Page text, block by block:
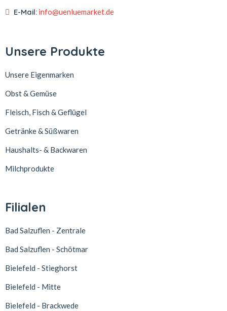
E-Mail: info@uenluemarket.de
Unsere Produkte
Unsere Eigenmarken
Obst & Gemüse
Fleisch, Fisch & Geflügel
Getränke & Süßwaren
Haushalts- & Backwaren
Milchprodukte
Filialen
Bad Salzuflen - Zentrale
Bad Salzuflen - Schötmar
Bielefeld - Stieghorst
Bielefeld - Mitte
Bielefeld - Brackwede